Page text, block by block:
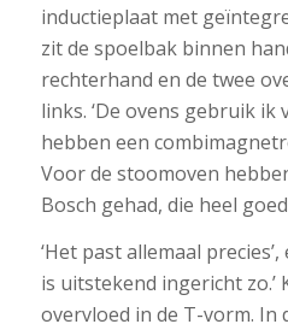
inductieplaat met
zit de spoelbak binnen
rechterhand en de twee
links. ‘De ovens gebruik ik
hebben een
Voor de stoomoven
Bosch gehad, die heel goed
‘Het past allemaal
is uitstekend ingericht zo.’
overvloed in de T-vorm. In